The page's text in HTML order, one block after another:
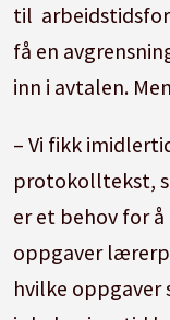
til
få en
inn i avtalen.
– Vi fikk
protokolltekst,
er et behov for
oppgaver
hvilke oppgaver